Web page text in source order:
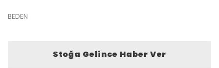
BEDEN
Stoğa Gelince Haber Ver